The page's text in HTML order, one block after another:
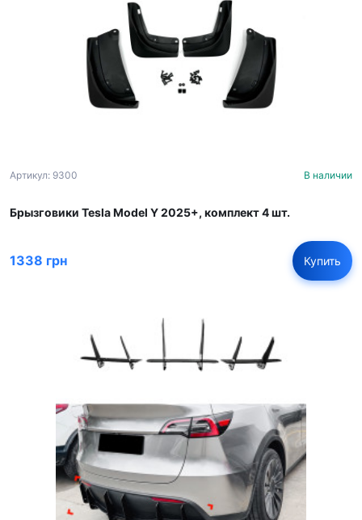
Артикул: 9300 В наличии
Брызговики Tesla Model Y 2025+, комплект 4 шт.
1338 грн Купить